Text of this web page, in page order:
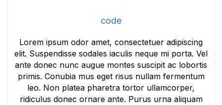
code
Lorem ipsum odor amet, consectetuer adipiscing
elit. Suspendisse sodales iaculis neque mi porta. Vel
ante donec nunc augue montes suscipit ac lobortis
primis. Conubia mus eget risus nullam fermentum
leo. Non platea pharetra tortor ullamcorper,
ridiculus donec ornare ante. Purus urna aliquam